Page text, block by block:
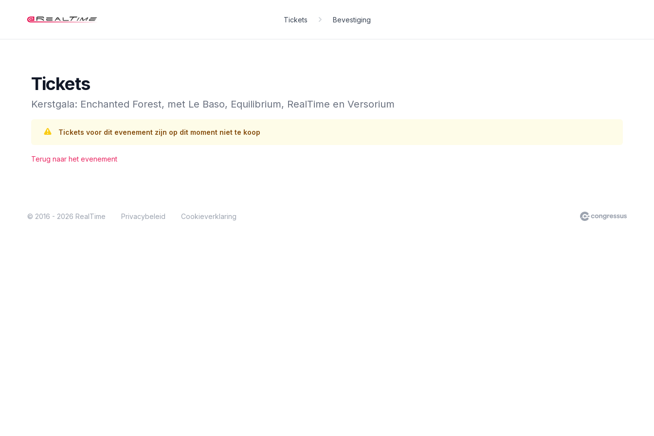
RealTime
Tickets Bevestiging
Tickets
Kerstgala: Enchanted Forest, met Le Baso, Equilibrium, RealTime en Versorium
Tickets voor dit evenement zijn op dit moment niet te koop
Terug naar het evenement
© 2016 - 2026 RealTime Privacybeleid Cookieverklaring